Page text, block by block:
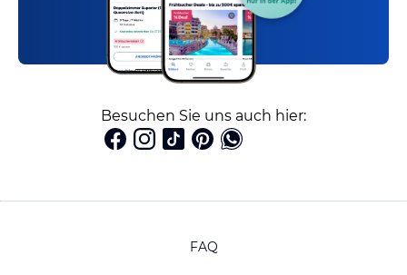
Besuchen Sie uns auch hier:
FAQ